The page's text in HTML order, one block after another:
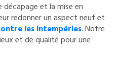
et la mise en
redonner un aspect neuf et
les intempéries. Notre
et de qualité pour une